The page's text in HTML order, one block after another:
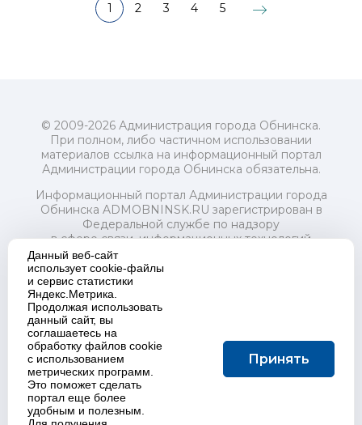
1 2 3 4 5
© 2009-2026 Администрация города Обнинска.
При полном, либо частичном использовании
материалов ссылка на информационный портал
Администрации города Обнинска обязательна.
Информационный портал Администрации города
Обнинска ADMOBNINSK.RU зарегистрирован в
Федеральной службе по надзору
в сфере связи, информационных технологий
и массовых коммуникаций (Роскомнадзор) 24 июля
2018 года.
Свидетельство о регистрации Эл № ФС77-73321
Учредитель: Администрация (исполнительно-
распорядительный орган) городского округа "Город
Обнинск". Главный редактор: Байкова Е.А.
Адрес электронной почты Редакции:
redactor@admobninsk.ru
Телефон Редакции: +7 (484) 395-85-85
Настоящий ресурс содержит материалы 18+
Политика в отношении обработки персональных
Данный веб-сайт
использует cookie-файлы
и сервис статистики
Яндекс.Метрика.
Продолжая использовать
данный сайт, вы
соглашаетесь на
обработку файлов cookie
с использованием
метрических программ.
Это поможет сделать
портал еще более
удобным и полезным.
Принять